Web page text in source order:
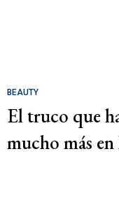
BEAUTY
El truco que
mucho más